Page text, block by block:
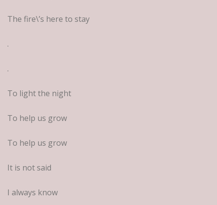
The fire\’s here to stay
.
.
To light the night
To help us grow
To help us grow
It is not said
I always know